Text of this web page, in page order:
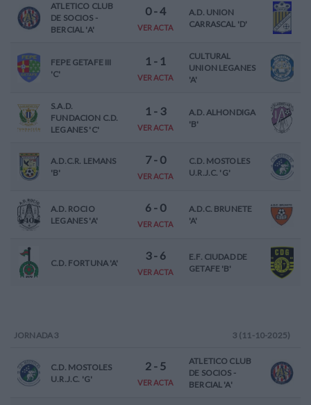
ATLETICO CLUB
DE SOCIOS -
BERCIAL 'A'
0-4
VER ACTA
A.D. UNION
CARRASCAL 'D'
FEPE GETAFE III
'C'
1 - 1
VER ACTA
CULTURAL
UNION LEGANES
'A'
S.A.D.
FUNDACION C.D.
LEGANES 'C'
1 - 3
VER ACTA
A.D. ALHONDIGA
'B'
A.D.C.R. LEMANS
'B'
7- 0
VER ACTA
C.D. MOSTOLES
U.R.J.C. 'G'
A.D. ROCIO
LEGANES 'A'
6- 0
VER ACTA
A.D.C. BRUNETE
'A'
C.D. FORTUNA 'A'
3- 6
VER ACTA
E.F. CIUDAD DE
GETAFE 'B'
JORNADA 3 3 (11-10-2025)
C.D. MOSTOLES
U.R.J.C. 'G'
2- 5
VER ACTA
ATLETICO CLUB
DE SOCIOS -
BERCIAL 'A'